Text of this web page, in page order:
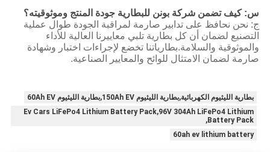
س: كيف تضمن شركة بونن للبطارية جودة المنتج وموثوقيته؟
ج: نحن نحافظ على تدابير صارمة لمراقبة الجودة طوال عملية
التصنيع لضمان أن كل بطارية تلبي معاييرنا العالية للأداء
والموثوقية والسلامة.بطارياتنا تخضع لإجراءات اختبار وشهادة
صارمة لضمان الامتثال للوائح والمعايير الصناعية.
بطارية الليثيوم الكهربائية,بطارية الليثيوم 150Ah EV,بطارية الليثيوم 60Ah EV
Ev Cars LiFePo4 Lithium Battery Pack,96V 304Ah LiFePo4 Lithium
Battery Pack,
60ah ev lithium battery